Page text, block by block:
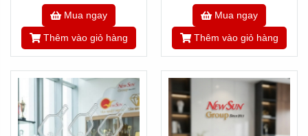
Mua ngay
Thêm vào giỏ hàng
Mua ngay
Thêm vào giỏ hàng